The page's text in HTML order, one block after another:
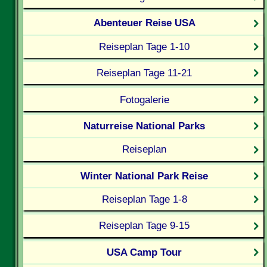
Abenteuer Reise USA
Reiseplan Tage 1-10
Reiseplan Tage 11-21
Fotogalerie
Naturreise National Parks
Reiseplan
Winter National Park Reise
Reiseplan Tage 1-8
Reiseplan Tage 9-15
USA Camp Tour